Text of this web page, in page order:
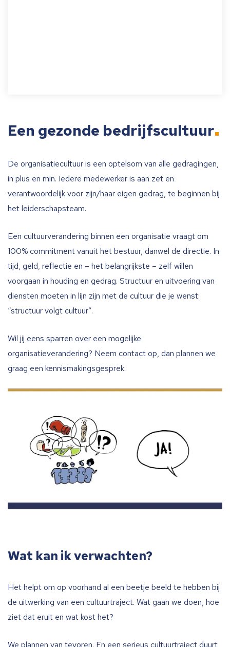
Een gezonde bedrijfscultuur
De organisatiecultuur is een optelsom van alle gedragingen,
in plus en min. Iedere medewerker is aan zet en
verantwoordelijk voor zijn/haar eigen gedrag, te beginnen bij
het leiderschapsteam.
Een cultuurverandering binnen een organisatie vraagt om
100% commitment vanuit het bestuur, danwel de directie. In
tijd, geld, reflectie en – het belangrijkste – zelf willen
voorgaan in houding en gedrag. Structuur en uitvoering van
diensten moeten in lijn zijn met de cultuur die je wenst:
“structuur volgt cultuur”.
Wil jij eens sparren over een mogelijke
organisatieverandering? Neem contact op, dan plannen we
graag een kennismakingsgesprek.
Wat kan ik verwachten?
Het helpt om op voorhand al een beetje beeld te hebben bij
de uitwerking van een cultuurtraject. Wat gaan we doen, hoe
ziet dat eruit en wat kost het?
We plannen van tevoren. En een serieus cultuurtraject duurt